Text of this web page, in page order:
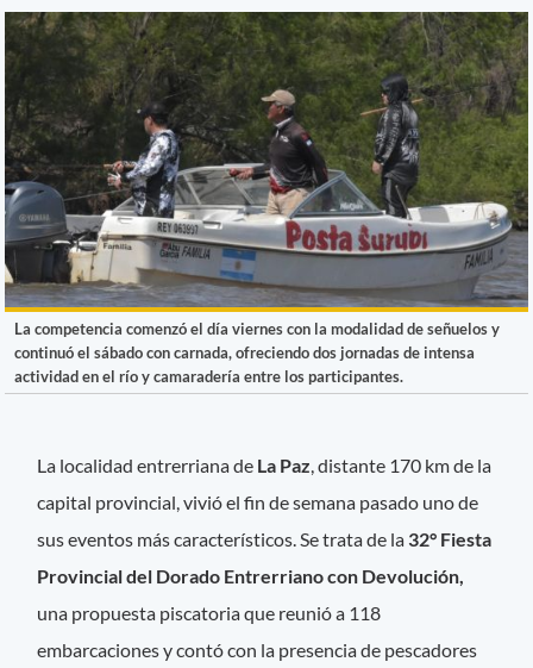
La competencia comenzó el día viernes con la modalidad de señuelos y
continuó el sábado con carnada, ofreciendo dos jornadas de intensa
actividad en el río y camaradería entre los participantes.
La localidad entrerriana de La Paz , distante 170 km de la
capital provincial, vivió el fin de semana pasado uno de
sus eventos más característicos. Se trata de la 32° Fiesta
Provincial del Dorado Entrerriano con Devolución,
una propuesta piscatoria que reunió a 118
embarcaciones y contó con la presencia de pescadores